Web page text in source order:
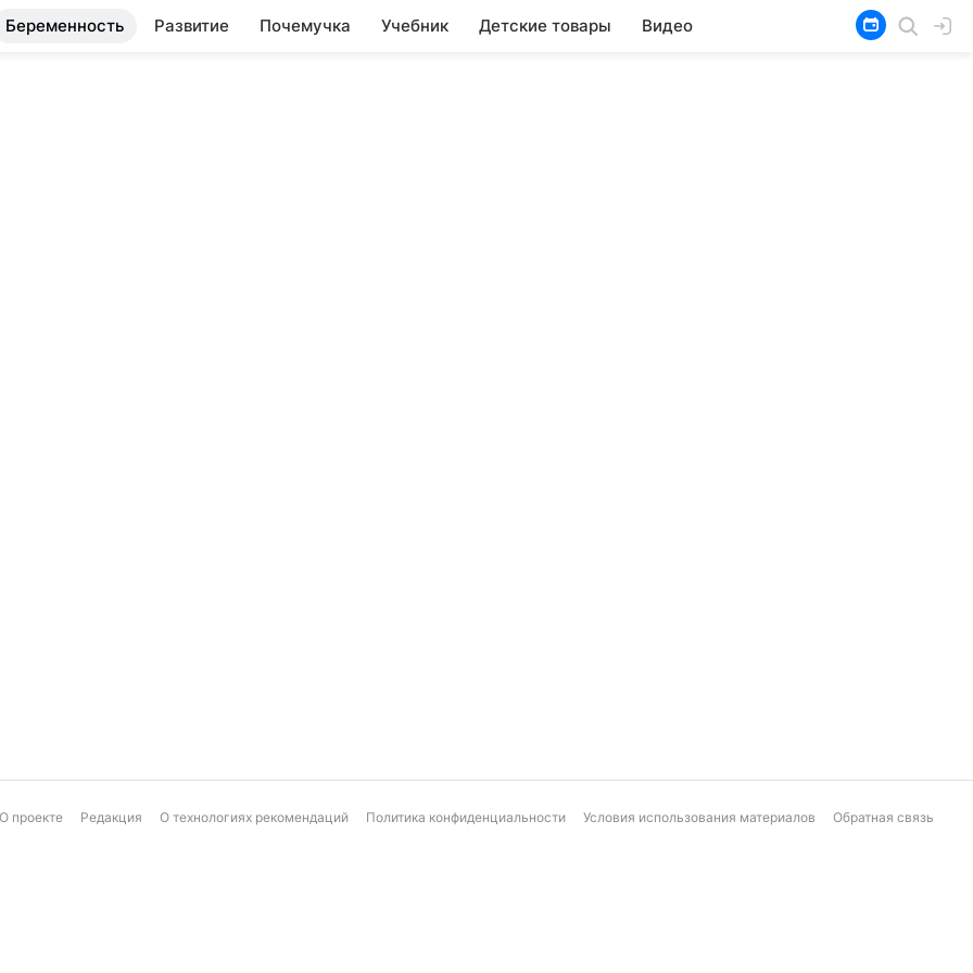
Беременность Развитие Почемучка Учебник Детские товары Видео
О проекте Редакция О технологиях рекомендаций Политика конфиденциальности Условия использования материалов Обратная связь